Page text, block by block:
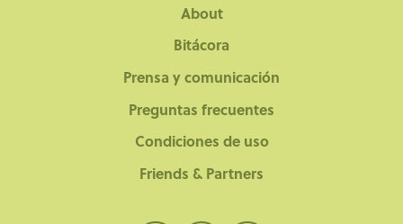
About
Bitácora
Prensa y comunicación
Preguntas frecuentes
Condiciones de uso
Friends & Partners